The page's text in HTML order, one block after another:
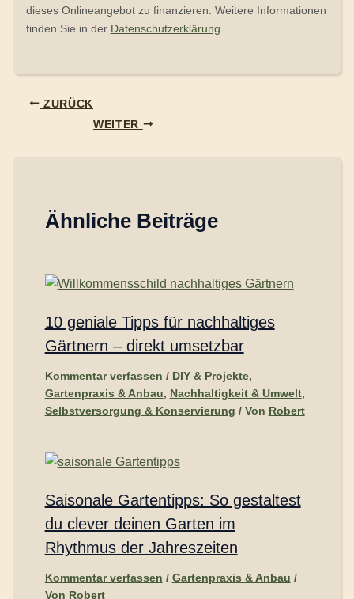
dieses Onlineangebot zu finanzieren. Weitere Informationen
finden Sie in der Datenschutzerklärung
ZURÜCK
WEITER
Ähnliche Beiträge
10 geniale Tipps für nachhaltiges
Gärtnern – direkt umsetzbar
Kommentar verfassen / DIY & Projekte,
Gartenpraxis & Anbau, Nachhaltigkeit & Umwelt,
Selbstversorgung & Konservierung / Von Robert
Saisonale Gartentipps: So gestaltest
du clever deinen Garten im
Rhythmus der Jahreszeiten
Kommentar verfassen / Gartenpraxis & Anbau /
Von Robert